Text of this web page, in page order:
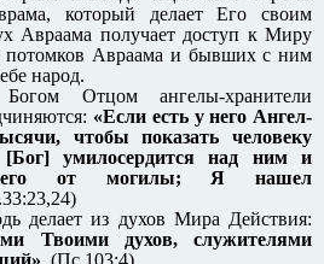
который делает Его своим
Авраама получает доступ к Миру
потомков Авраама и бывших с ним
народ.
Отцом ангелы-хранители
«Если есть у него Ангел-
чтобы показать человеку
умилосердится над ним и
его от могилы; Я нашел
делает из духов Мира Действия:
Твоими духов, служителями
. (Пс.103:4)